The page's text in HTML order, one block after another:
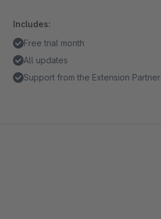
Includes:
Free trial month
All updates
Support from the Extension Partner